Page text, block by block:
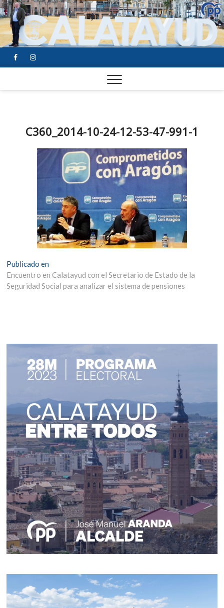
FACEBOOK
YOUTUBE
INSTAGRAM
C360_2014-10-24-12-53-47-991-1
Navegación
de
Publicado en
Encuentro en Calatayud con el Secretario de Estado de la
Seguridad Social para analizar el sistema de pensiones